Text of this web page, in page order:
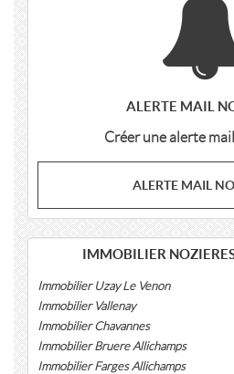
ALERTE MAIL
Créer une alerte
ALERTE MAIL
IMMOBILIER
Immobilier Uzay Le Venon
Immobilier Vallenay
Immobilier Chavannes
Immobilier Bruere Allichamps
Immobilier Farges Allichamps